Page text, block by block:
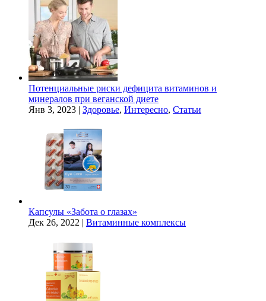
Потенциальные риски дефицита витаминов и
минералов при веганской диете
Янв 3, 2023 | Здоровье, Интересно, Статьи
Капсулы «Забота о глазах»
Дек 26, 2022 | Витаминные комплексы